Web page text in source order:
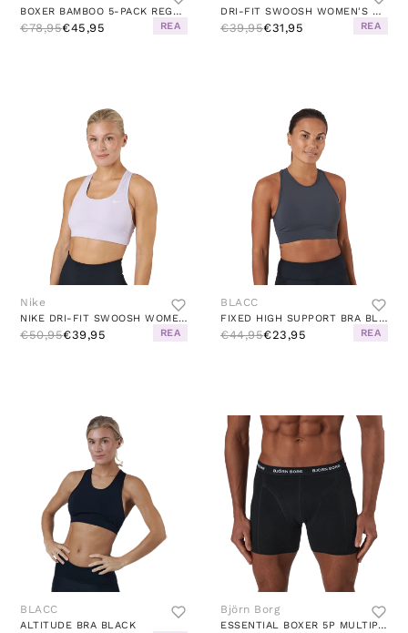
BOXER BAMBOO 5-PACK REGULAR LE BLACK/NAVY/STONE GREY
€78,95€45,95 REA
DRI-FIT SWOOSH WOMEN'S MEDIUM-SUPPORT NON-PADDED SPORTS BRA WHITE/BLACK/BLACK
€39,95€31,95 REA
Nike
NIKE DRI-FIT SWOOSH WOMEN'S ME DOLL/WHITE
€50,95€39,95 REA
BLACC
FIXED HIGH SUPPORT BRA BLACK / GREY
€44,95€23,95 REA
BLACC
ALTITUDE BRA BLACK
Björn Borg
ESSENTIAL BOXER 5P MULTIPACK 1